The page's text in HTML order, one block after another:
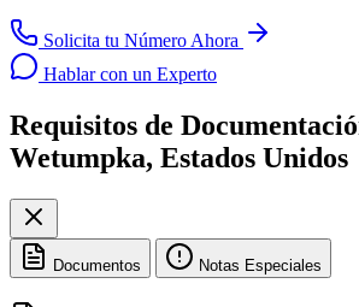
Solicita tu Número Ahora
Hablar con un Experto
Requisitos de
Wetumpka, Estados Unidos
Documentos Notas Especiales